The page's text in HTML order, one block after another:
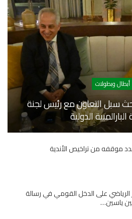
أبطال وبطولات
التعاون مع رئيس لجنة
الدولية
موقفه من تراخيص الأندية
الرياضي على الدخل القومي في رسالة
ياسين…